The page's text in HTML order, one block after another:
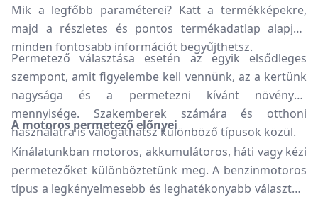
Mik a legfőbb paraméterei? Katt a termékképekre,
majd a részletes és pontos termékadatlap alapján
minden fontosabb információt begyűjthetsz.
Permetező választása esetén az egyik elsődleges
szempont, amit figyelembe kell vennünk, az a kertünk
nagysága és a permetezni kívánt növények
mennyisége. Szakemberek számára és otthoni
használatra is válogathatsz különböző típusok közül.
A motoros permetező előnyei
Kínálatunkban motoros, akkumulátoros, háti vagy kézi
permetezőket különböztetünk meg. A benzinmotoros
típus a legkényelmesebb és leghatékonyabb választás,